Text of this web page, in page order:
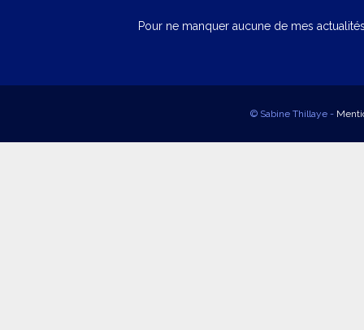
Pour ne manquer aucune de mes
© Sabine Thillaye -